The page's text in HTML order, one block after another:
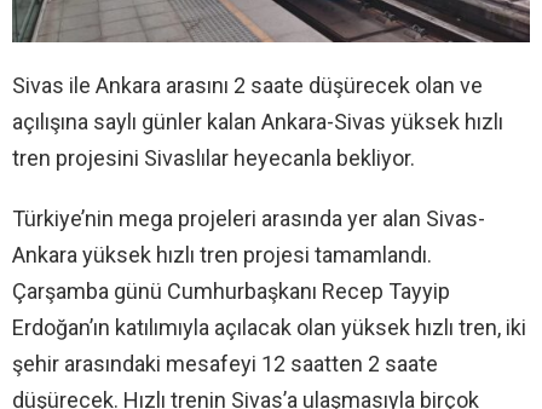
Sivas ile Ankara arasını 2 saate düşürecek olan ve
açılışına saylı günler kalan Ankara-Sivas yüksek hızlı
tren projesini Sivaslılar heyecanla bekliyor.
Türkiye’nin mega projeleri arasında yer alan Sivas-
Ankara yüksek hızlı tren projesi tamamlandı.
Çarşamba günü Cumhurbaşkanı Recep Tayyip
Erdoğan’ın katılımıyla açılacak olan yüksek hızlı tren, iki
şehir arasındaki mesafeyi 12 saatten 2 saate
düşürecek. Hızlı trenin Sivas’a ulaşmasıyla birçok